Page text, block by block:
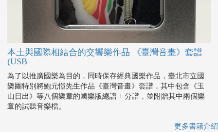
本土與國際相結合的交響樂作品 《臺灣音畫》套譜
(USB
為了以推廣國樂為目的，同時保存經典國樂作品，臺北市立國
樂團特別將鮑元愷先生作品《臺灣音畫》套譜，其中包含《玉
山日出》等八個樂章的國樂版總譜 + 分譜，並附贈其中兩個樂
章的試聽音樂檔。
更多書籍介紹